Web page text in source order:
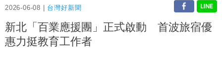
2026-06-08 | 台灣好新聞
新北「百業應援團」正式啟動 首波旅宿優
惠力挺教育工作者